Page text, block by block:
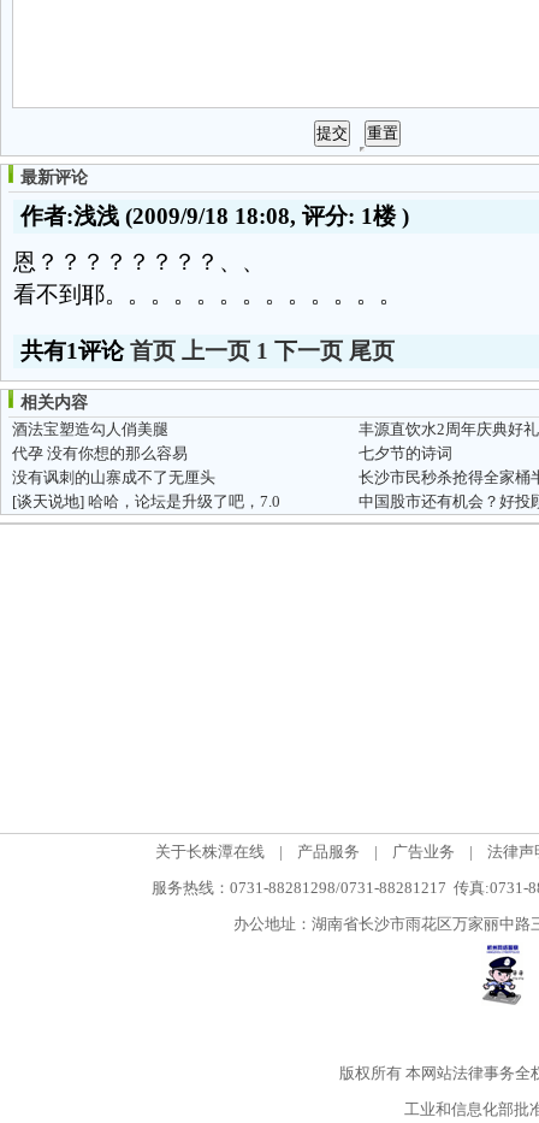
最新评论
作者:浅浅 (2009/9/18 18:08, 评分: 1楼)
恩？？？？？？？？、、
看不到耶。。。。。。。。。。。。。
共有1评论首页 上一页 1 下一页 尾页
相关内容
酒法宝塑造勾人俏美腿
丰源直饮水2周年庆典好
代孕 没有你想的那么容易
七夕节的诗词
没有讽刺的山寨成不了无厘头
[谈天说地] 哈哈，论坛是升级了吧，7.0 中国股市还有机会？好投
关于长株潭在线 | 产品服务 | 广告业务 |
法律声
服务热线：0731-88281298/0731-88281217 传真:0731-
办公地址：湖南省长沙市雨花区万家丽中
版权所有本网站法律事务全
工业和信息化部批